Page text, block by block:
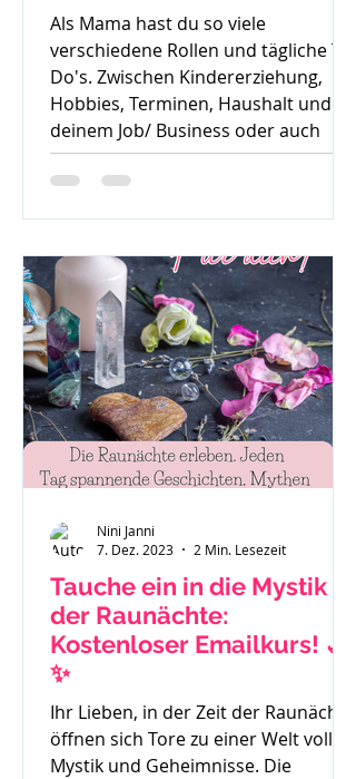
Als Mama hast du so viele
verschiedene Rollen und tägliche To
Do's. Zwischen Kindererziehung,
Hobbies, Terminen, Haushalt und
deinem Job/ Business oder auch
deiner Zeit für dich, ist es oft sehr
schwer die Perspektive für die
hilft nichts, ich muss funktionieren."
Auch Sätze wie: "Ich habe gar keine
Zeit mehr für mich." Mache dir bitte
immer bewusst - du bist ein
wichtiger Teil der Familie und das
Stimm
Tauche ein in die Mystik
der Raunächte:
Kostenloser Emailkurs! 🌙
✨
Ihr Lieben, in der Zeit der Raunächte
öffnen sich Tore zu einer Welt voller
Mystik und Geheimnisse. Die
Nini Janni
7. Dez. 2023
2 Min. Lesezeit